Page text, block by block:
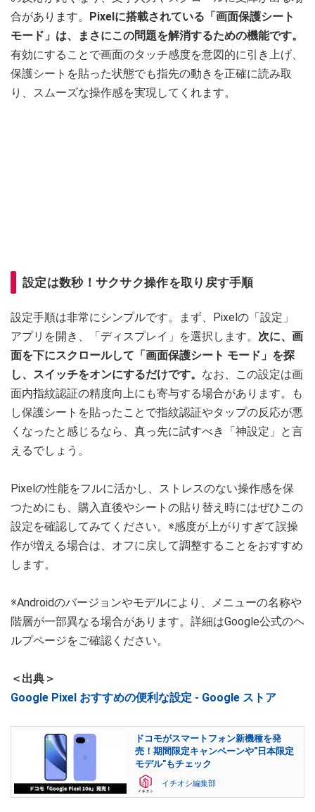
合があります。
Pixelに搭載されている「画面保護シート
モード」は、まさにこの問題を解消するための機能です。
有効にすることで画面のタッチ感度を意図的に引き上げ、
保護シートを貼った状態でも指先の動きを正確に読み取
り、スムーズな操作感を実現してくれます。
設定は数秒！サクサク操作を取り戻す手順
設定手順は非常にシンプルです。まず、Pixelの「設定」
アプリを開き、「ディスプレイ」を選択します。 次に、画
面を下にスクロールして「画面保護シート モード」を探
し、スイッチをオンにするだけです。 なお、この設定は画
面内指紋認証の精度向上にも寄与する場合があります。も
し保護シートを貼ったことで指紋認証やタップの反応が悪
くなったと感じるなら、真っ先に試すべき「神設定」と言
えるでしょう。
Pixelの性能をフルに活かし、ストレスのない操作感を保
つためにも、購入直後やシートの貼り替え時にはぜひこの
設定を確認してみてください。※感度が上がりすぎて誤操
作が増える場合は、オフに戻して調整することをおすすめ
します。
※Androidのバージョンやモデルにより、メニューの名称や
階層が一部異なる場合があります。詳細はGoogle公式のヘ
ルプページをご確認ください。
＜出典＞
Google Pixel おすすめの便利な設定 - Google ストア
ドコモがスマートフォン新機種を発
売！期間限定キャンペーンや"日本限定
モデル"もチェック
イチオシ編集部